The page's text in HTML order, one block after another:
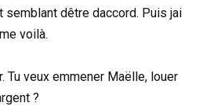
semblant dêtre daccord. Puis jai
voilà.
Tu veux emmener Maëlle, louer
?